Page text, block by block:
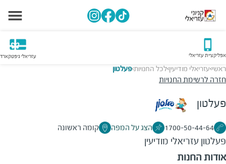
אפליקציית עזריאלי עזריאלי גיפטקארד
ראשי>עזריאלי מודיעין>לכל החנויות>פעלטון
חזרה לרשימת החנויות
פעלטון
1700-50-44-64 הצג על המפה קומה ראשונה
פעלטון עזריאלי מודיעין
אודות החנות